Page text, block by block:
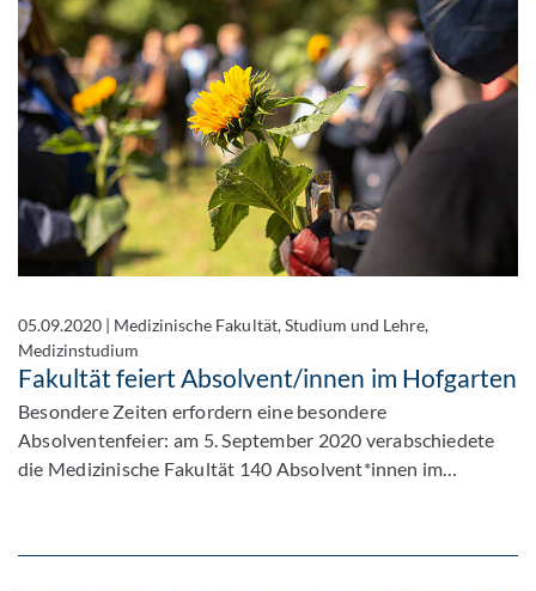
05.09.2020 | Medizinische Fakultät, Studium und Lehre,
Medizinstudium
Fakultät feiert Absolvent/innen im Hofgarten
Besondere Zeiten erfordern eine besondere
Absolventenfeier: am 5. September 2020 verabschiedete
die Medizinische Fakultät 140 Absolvent*innen im…